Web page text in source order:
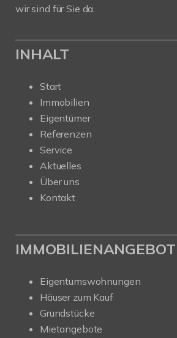
wir sind für Sie da.
INHALT
Start
Immobilien
Eigentümer
Referenzen
Service
Aktuelles
Über uns
Kontakt
Eigentumswohnungen
Häuser zum Kauf
Grundstücke
Mietangebote